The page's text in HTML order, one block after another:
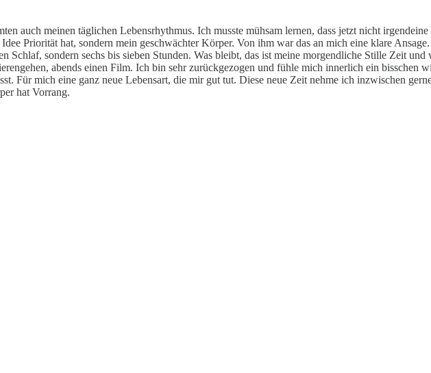
auch meinen täglichen Lebensrhythmus. Ich musste mühsam lernen, dass jetzt nicht
Priorität hat, sondern mein geschwächter Körper. Von ihm war das an mich eine klare
Schlaf, sondern sechs bis sieben Stunden. Was bleibt, das ist meine morgendliche Stille Zeit und
abends einen Film. Ich bin sehr zurückgezogen und fühle mich innerlich ein bisschen
Für mich eine ganz neue Lebensart, die mir gut tut. Diese neue Zeit nehme ich inzwischen
hat Vorrang.